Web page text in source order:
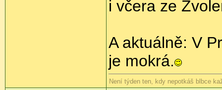
i včera ze
A aktuálně: V
je mokrá.
Není týden ten, kdy nepotkáš blbce